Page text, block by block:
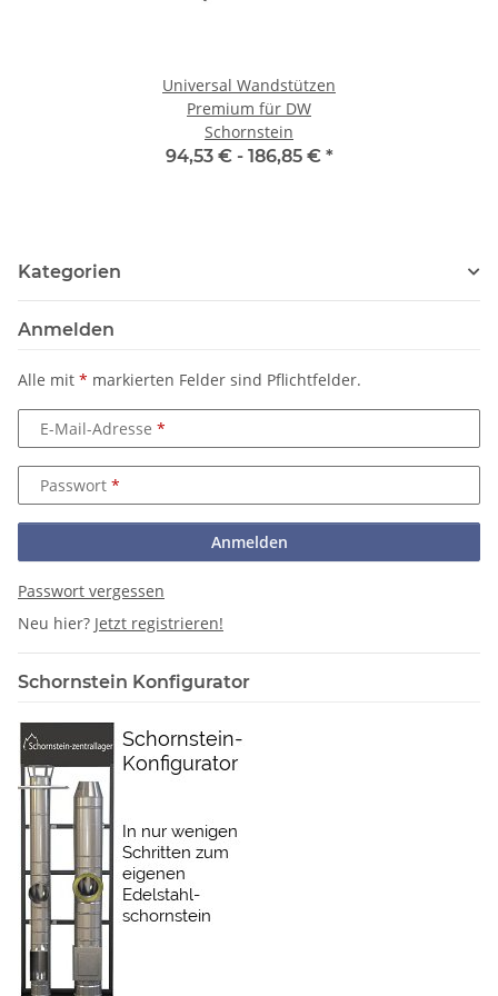
Universal Wandstützen
Premium für DW
Schornstein
94,53 € - 186,85 € *
Kategorien
Anmelden
Alle mit * markierten Felder sind Pflichtfelder.
E-Mail-Adresse
Passwort
Anmelden
Passwort vergessen
Neu hier? Jetzt registrieren!
Schornstein Konfigurator